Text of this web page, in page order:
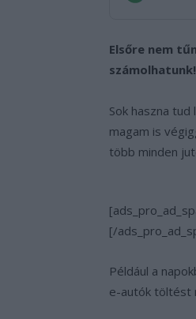
Elsőre nem
számolhatunk!
Sok haszna
magam is
több minden
[/
Például a
e-autók töltést